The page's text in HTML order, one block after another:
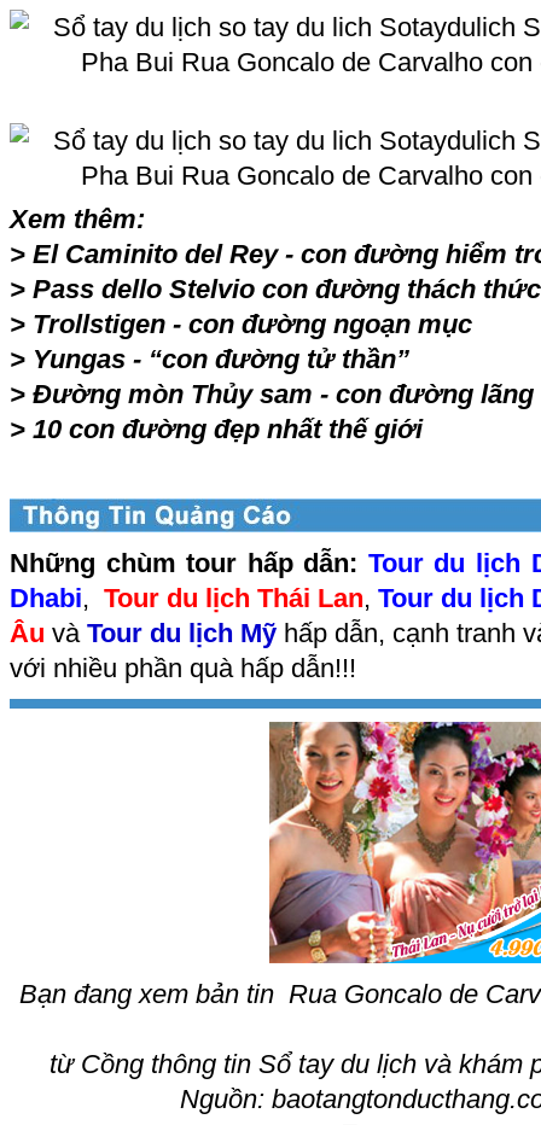
Xem thêm:
> El Caminito del Rey - con đường hiểm
> Pass dello Stelvio con đường thách thức
> Trollstigen - con đường ngoạn mục
> Yungas - “con đường tử thần”
> Đường mòn Thủy sam - con đường lãng
> 10 con đường đẹp nhất thế giới
Những chùm tour hấp dẫn: Tour du lịch
Dhabi, Tour du lịch Thái Lan, Tour du lịch
Âu và Tour du lịch Mỹ hấp dẫn, cạnh tranh
với nhiều phần quà hấp dẫn!!!
Bạn đang xem bản tin Rua Goncalo de
từ Cồng thông tin Sổ tay du lịch và khám
Nguồn: